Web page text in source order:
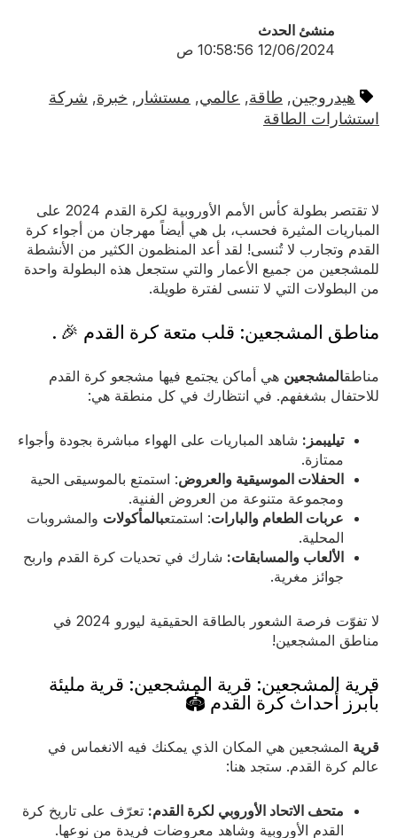
منشئ الحدث
12/06/2024 10:58:56 ص
هيدروجين,طاقة,عالمي, مستشار, خبرة ,شركة
استشارات الطاقة
لا تقتصر بطولة كأس الأمم الأوروبية لكرة القدم 2024 على
المباريات المثيرة فحسب، بل هي أيضاً مهرجان من أجواء كرة
القدم وتجارب لا تُنسى! لقد أعد المنظمون الكثير من الأنشطة
للمشجعين من جميع الأعمار والتي ستجعل هذه البطولة واحدة
من البطولات التي لا تنسى لفترة طويلة.
مناطق المشجعين: قلب متعة كرة القدم 🎉 .
مناطقالمشجعينهي أماكن يجتمع فيها مشجعو كرة القدم
للاحتفال بشغفهم. في انتظارك في كل منطقة هي:
تيليبمز:شاهد المباريات على الهواء مباشرة بجودة وأجواء
ممتازة.
الحفلات الموسيقية والعروض: استمتع بالموسيقى الحية
ومجموعة متنوعة من العروض الفنية.
عربات الطعام والبارات: استمتعبالمأكولاتوالمشروبات
المحلية.
الألعاب والمسابقات:شارك في تحديات كرة القدم واربح
جوائز مغرية.
لا تفوّت فرصة الشعور بالطاقة الحقيقية ليورو 2024 في
مناطق المشجعين!
قرية المشجعين: قرية المشجعين: قرية مليئة
بأبرز أحداث كرة القدم 🏟️
قرية المشجعين هي المكان الذي يمكنك فيه الانغماس في
عالم كرة القدم. ستجد هنا:
متحف الاتحاد الأوروبي لكرة القدم:تعرّف على تاريخ كرة
القدم الأوروبية وشاهد معروضات فريدة من نوعها.